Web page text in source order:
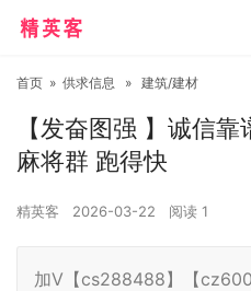
首页 » 供求信息 » 建筑/建材
【发奋图强 】诚信
麻将群 跑得快
精英客 2026-03-22 阅读 1
加V【cs288488】【